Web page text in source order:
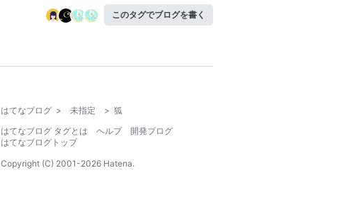
このタグでブログを書く
はてなブログ > 未指定 > 狐
はてなブログ タグとは
ヘルプ
開発ブログ
はてなブログトップ
Copyright (C) 2001-2026 Hatena.